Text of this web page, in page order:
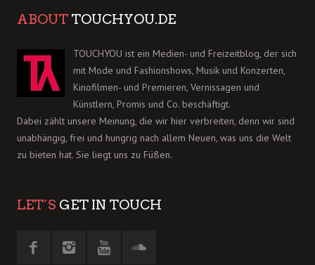
ABOUT TOUCHYOU.DE
TOUCHYOU ist ein Medien- und Freizeitblog, der sich
mit Mode und Fashionshows, Musik und Konzerten,
Kinofilmen- und Premieren, Vernissagen und
Künstlern, Promis und Co. beschäftigt.
Dabei zählt unsere Meinung, die wir hier verbreiten, denn wir sind
unabhängig, frei und hungrig nach allem Neuen, was uns die Welt
zu bieten hat. Sie liegt uns zu Füßen.
LET´S GET IN TOUCH